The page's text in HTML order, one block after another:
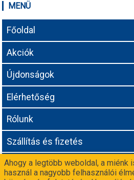
MENÜ
Főoldal
Akciók
Újdonságok
Elérhetőség
Rólunk
Szállítás és fizetés
Adatvédelmi tájékoztató
Ahogy a legtöbb weboldal, a miénk
használ a nagyobb felhasználói